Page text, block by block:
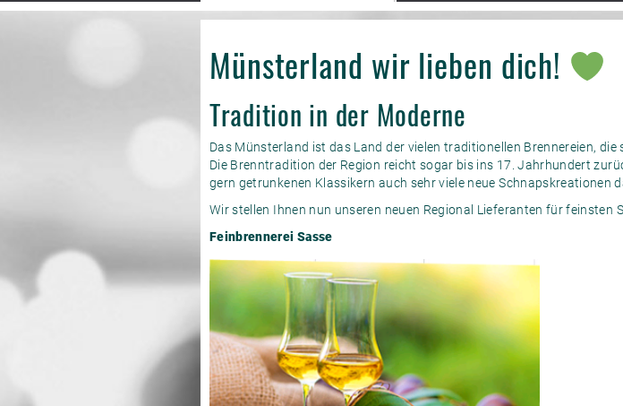
Münsterland wir lieben dich!
Tradition in der Moderne
Das Münsterland ist das Land der ­vielen ­traditionellen Brennereien,
Die Brenntradi­tion der Region reicht ­sogar bis ins 17. Jahrhundert
gern getrunkenen Klassikern auch sehr viele neue Schnaps­kreationen
Wir stellen Ihnen nun unseren neuen Regional Lieferanten für feinsten
Feinbrennerei Sasse